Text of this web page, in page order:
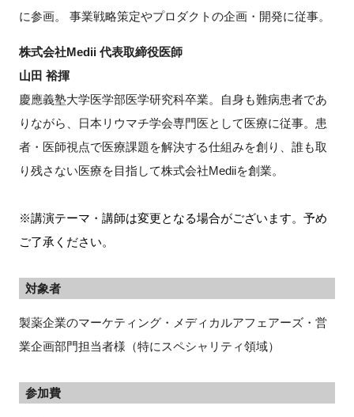
に参画。 事業戦略策定やプロダクトの企画・開発に従事。
株式会社Medii 代表取締役医師
山田 裕揮
慶應義塾大学医学部医学研究科卒業。自身も難病患者であ
りながら、日本リウマチ学会専門医として医療に従事。患
者・医師視点で医療課題を解決する仕組みを創り、誰も取
り残さない医療を目指して株式会社Mediiを創業。
※講演テーマ・講師は変更となる場合がございます。予め
ご了承ください。
対象者
製薬企業のマーケティング・メディカルアフェアーズ・営
業企画部門担当者様（特にスペシャリティ領域）
参加費